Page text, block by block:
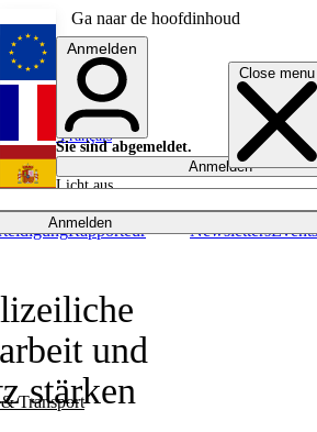
Ga naar de hoofdinhoud
Close menu
Anmelden
Transport
Rapporteur NewslettersEvents
English
Français
Anmelden
Sie sind abgemeldet.
Anmelden
Licht aus
und
stärken